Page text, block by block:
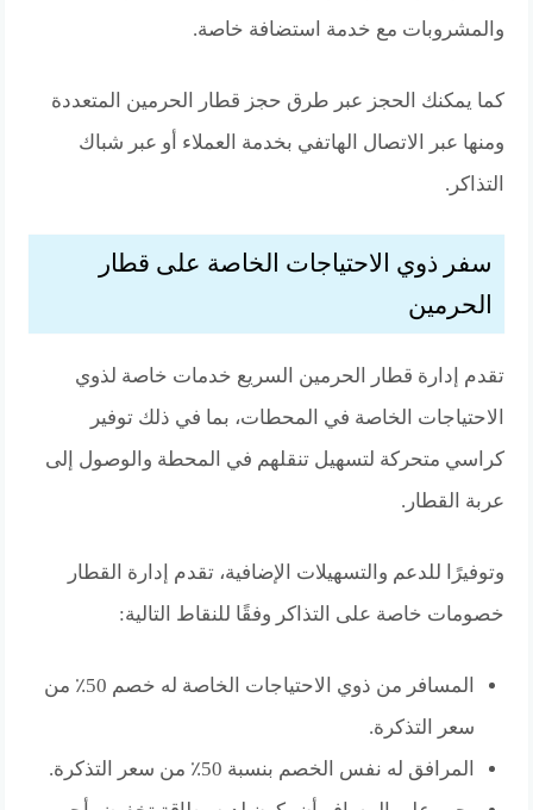
والمشروبات مع خدمة استضافة خاصة.
كما يمكنك الحجز عبر طرق حجز قطار الحرمين المتعددة
ومنها عبر الاتصال الهاتفي بخدمة العملاء أو عبر شباك
التذاكر.
سفر ذوي الاحتياجات الخاصة على قطار
الحرمين
تقدم إدارة قطار الحرمين السريع خدمات خاصة لذوي
الاحتياجات الخاصة في المحطات، بما في ذلك توفير
كراسي متحركة لتسهيل تنقلهم في المحطة والوصول إلى
عربة القطار.
وتوفيرًا للدعم والتسهيلات الإضافية، تقدم إدارة القطار
خصومات خاصة على التذاكر وفقًا للنقاط التالية:
المسافر من ذوي الاحتياجات الخاصة له خصم 50٪ من
سعر التذكرة.
المرافق له نفس الخصم بنسبة 50٪ من سعر التذكرة.